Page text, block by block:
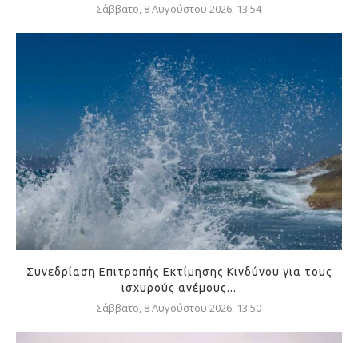
Σάββατο, 8 Αυγούστου 2026, 13:54
Συνεδρίαση Επιτροπής Εκτίμησης Κινδύνου για τους
ισχυρούς ανέμους...
Σάββατο, 8 Αυγούστου 2026, 13:50